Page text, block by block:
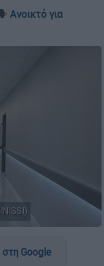
Ανοικτό για
Google